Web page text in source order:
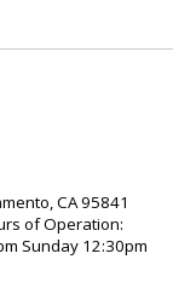
CA 95841
of Operation:
Sunday 12:30pm